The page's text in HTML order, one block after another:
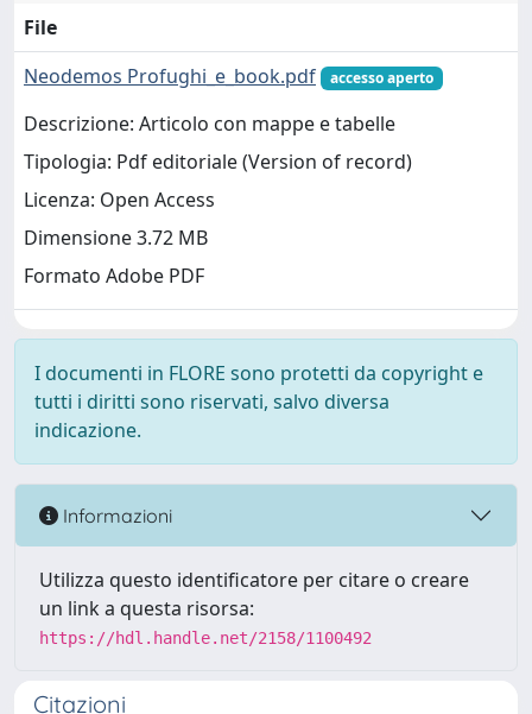
File
Neodemos Profughi_e_book.pdf
accesso aperto
Descrizione: Articolo con mappe e tabelle
Tipologia: Pdf editoriale (Version of record)
Licenza: Open Access
Dimensione 3.72 MB
Formato Adobe PDF
I documenti in FLORE sono protetti da copyright e
tutti i diritti sono riservati, salvo diversa
indicazione.
Informazioni
Utilizza questo identificatore per citare o creare
un link a questa risorsa:
https://hdl.handle.net/2158/1100492
Citazioni